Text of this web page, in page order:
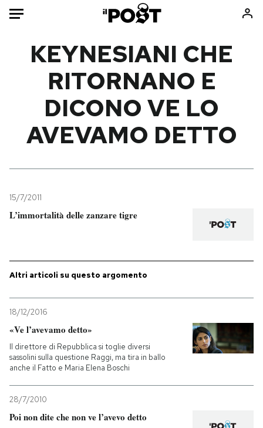
HOME
Italia
Mondo
Politica
Cultura
Economia
Moda
Libri
Consumismi
NEWSLETTER
I MIEI PREFERITI
SHOP
KEYNESIANI CHE
RITORNANO E
DICONO VE LO
AVEVAMO DETTO
15/7/2011
L’immortalità delle zanzare tigre
Altri articoli su questo argomento
18/12/2016
«Ve l’avevamo detto»
Il direttore di Repubblica si toglie diversi
sassolini sulla questione Raggi, ma tira in ballo
anche il Fatto e Maria Elena Boschi
28/7/2010
Poi non dite che non ve l’avevo detto